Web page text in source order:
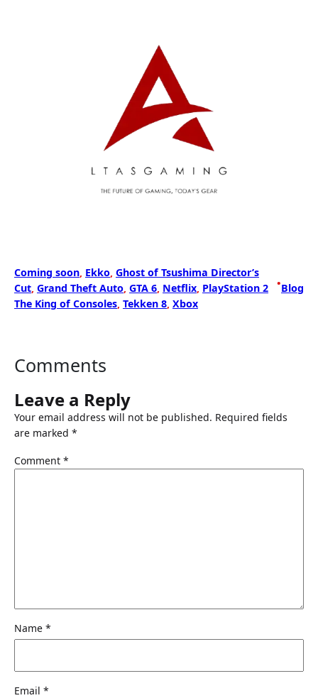
Coming soon, Ekko, Ghost of Tsushima Director’s
Cut, Grand Theft Auto, GTA 6, Netflix, PlayStation 2
The King of Consoles, Tekken 8, Xbox
•Blog
Comments
Leave a Reply
Your email address will not be published. Required fields
are marked *
Comment *
Name *
Email *